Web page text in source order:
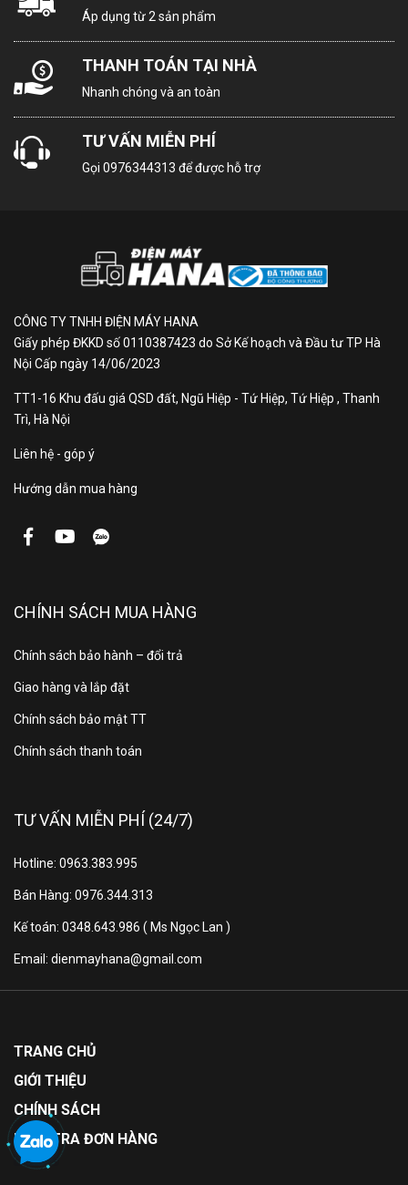
Áp dụng từ 2 sản phẩm
THANH TOÁN TẠI NHÀ
Nhanh chóng và an toàn
TƯ VẤN MIỄN PHÍ
Gọi 0976344313 để được hỗ trợ
CÔNG TY TNHH ĐIỆN MÁY HANA
Giấy phép ĐKKD số 0110387423 do Sở Kế hoạch và Đầu tư TP Hà
Nội Cấp ngày 14/06/2023
TT1-16 Khu đấu giá QSD đất, Ngũ Hiệp - Tứ Hiệp, Tứ Hiệp , Thanh
Trì, Hà Nội
Liên hệ - góp ý
Hướng dẫn mua hàng
CHÍNH SÁCH MUA HÀNG
Chính sách bảo hành – đổi trả
Giao hàng và lắp đặt
Chính sách bảo mật TT
Chính sách thanh toán
TƯ VẤN MIỄN PHÍ (24/7)
Hotline: 0963.383.995
Bán Hàng: 0976.344.313
Kế toán: 0348.643.986 ( Ms Ngọc Lan )
Email: dienmayhana@gmail.com
TRANG CHỦ
GIỚI THIỆU
CHÍNH SÁCH
KIỂM TRA ĐƠN HÀNG